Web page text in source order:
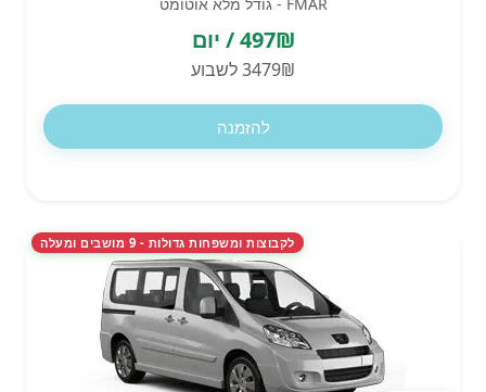
497₪ / יום
3479₪ לשבוע
להזמנה
לקבוצות ומשפחות גדולות - 9 מושבים ומעלה